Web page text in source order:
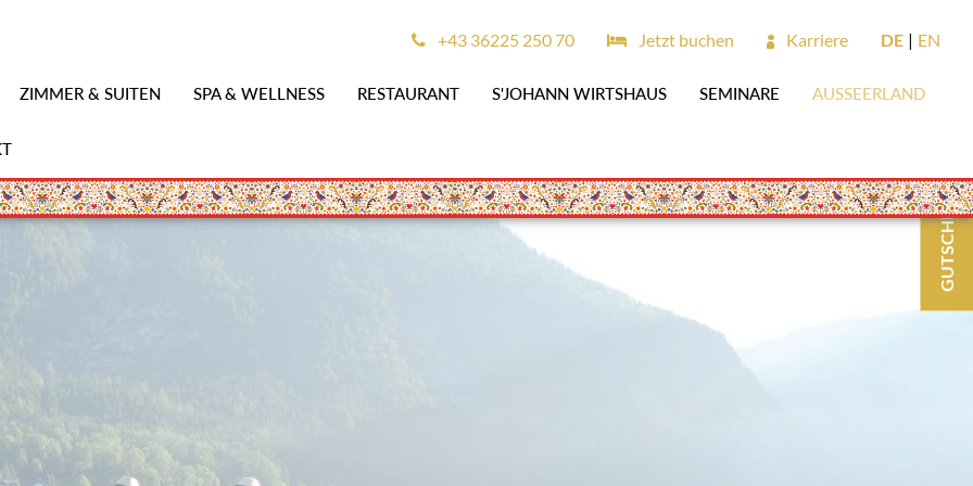
ZIMMER & SUITEN SPA & WELLNESS RESTAURANT S'JOHANN WIRTSHAUS SEMINARE AUSSEERLAND
+43 36225 250 70 Jetzt buchen Karriere DE EN
GUTSCHEINE